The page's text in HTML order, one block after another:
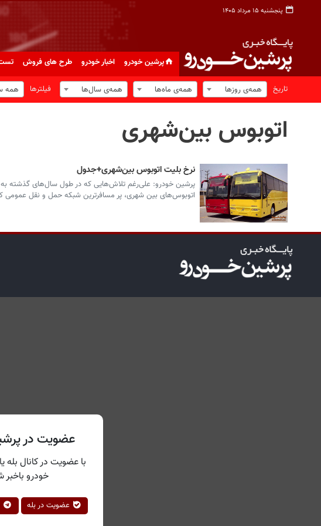
پنجشنبه ۱۵ مرداد ۱۴۰۵
پرشین خودرو اخبار خودرو طرح های فروش
تاریخ همه‌ی روزها همه‌ی ماه‌ها همه‌ی سال‌ها فیلترها همه
اتوبوس‌ بین‌شهری
نرخ بلیت اتوبوس‌ بین‌شهری+جدول
پرشین خودرو: علی‌رغم تلاش‌هایی که در طول سال‌های گذشته به
اتوبوس‌های بین شهری، پر مسافرترین شبکه حمل و نقل
عضویت در
با عضویت در کانال بله یا
خودرو باخبر
عضویت در بله